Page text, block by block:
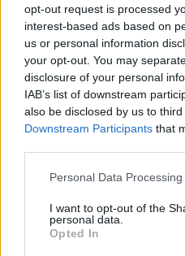
opt-out request is processed
interest-based ads based on
us or personal information
your opt-out. You may
disclosure of your personal
IAB’s list of downstream
also be disclosed by us to
Downstream Participants that
Personal Data
I want to opt-out of the
personal data.
Opted In